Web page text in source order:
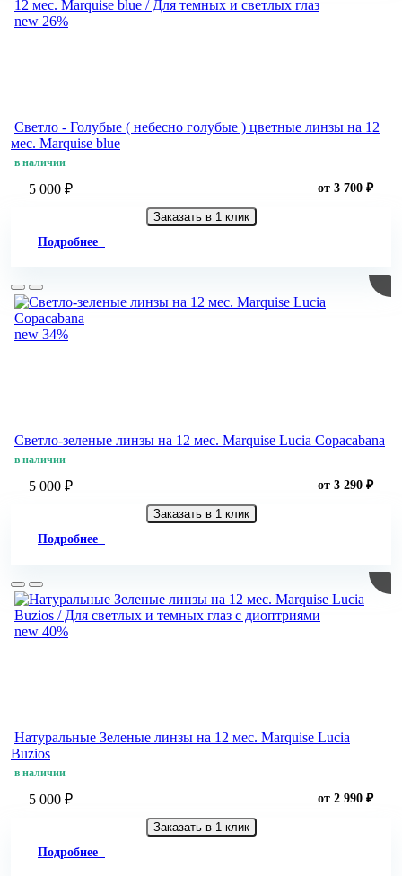
new 26%
Светло - Голубые ( небесно голубые ) цветные линзы на 12
мес. Marquise blue
в наличии
5 000 ₽ от 3 700 ₽
Заказать в 1 клик
Подробнее
new 34%
Светло-зеленые линзы на 12 мес. Marquise Lucia Copacabana
в наличии
5 000 ₽ от 3 290 ₽
Заказать в 1 клик
Подробнее
new 40%
Натуральные Зеленые линзы на 12 мес. Marquise Lucia
Buzios
в наличии
5 000 ₽ от 2 990 ₽
Заказать в 1 клик
Подробнее